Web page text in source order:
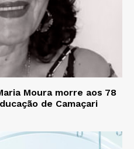
Moura morre aos 78
de Camaçari